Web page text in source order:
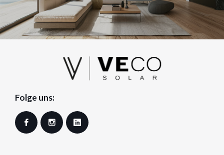
Folge uns:
Facebook Instagram